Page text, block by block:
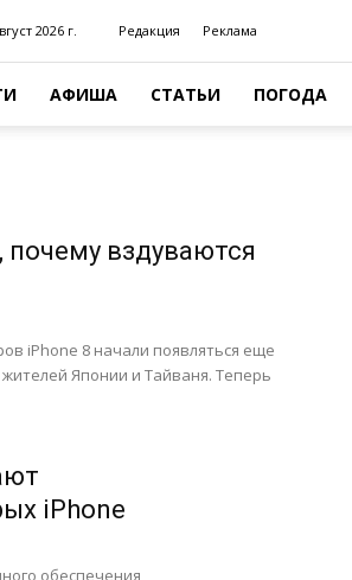
2026 г. Редакция Реклама
АФИША СТАТЬИ ПОГОДА
почему вздуваются
iPhone 8 начали появляться еще
Японии и Тайваня. Теперь
iPhone
обеспечения